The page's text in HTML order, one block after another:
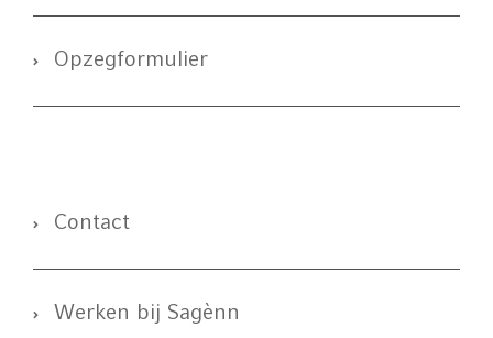
Opzegformulier
Contact
Werken bij Sagènn